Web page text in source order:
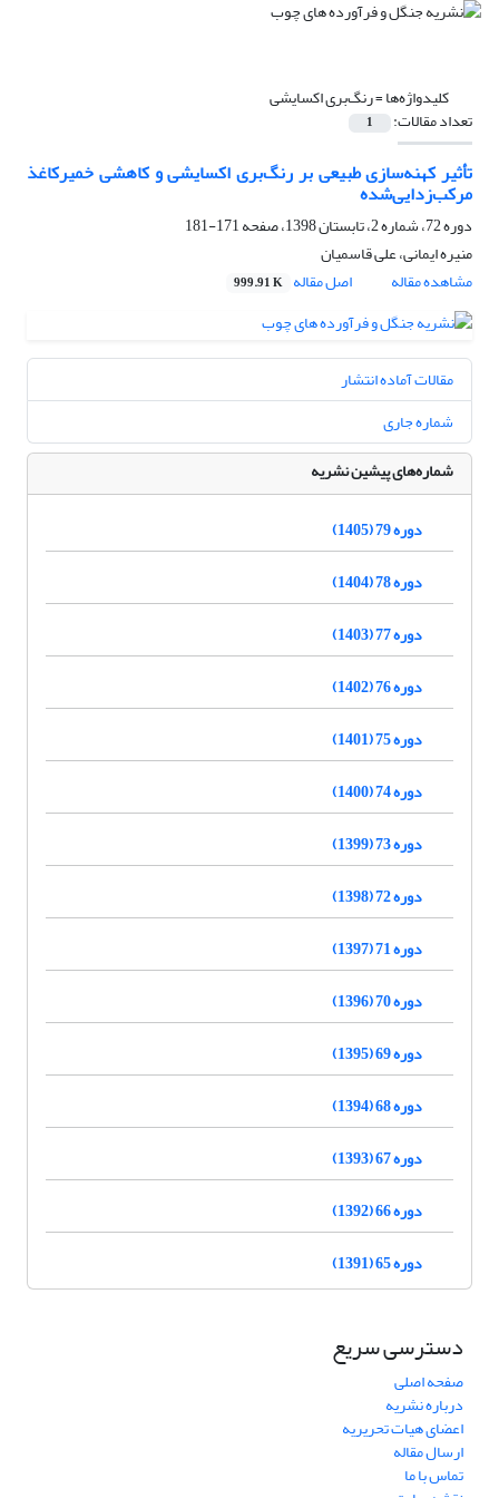
کلیدواژه‌ها =رنگ‌بری اکسایشی
تعداد مقالات: 1
تأثیر کهنه‌سازی طبیعی بر رنگ‌بری اکسایشی و کاهشی خمیرکاغذ
مرکب‌زدایی‌شده
دوره 72، شماره 2، تابستان 1398، صفحه
171-181
منیره ایمانی، علی قاسمیان
مشاهده مقاله
اصل مقاله 999.91 K
مقالات آماده انتشار
شماره جاری
شماره‌های پیشین نشریه
دوره 79 (1405)
دوره 78 (1404)
دوره 77 (1403)
دوره 76 (1402)
دوره 75 (1401)
دوره 74 (1400)
دوره 73 (1399)
دوره 72 (1398)
دوره 71 (1397)
دوره 70 (1396)
دوره 69 (1395)
دوره 68 (1394)
دوره 67 (1393)
دوره 66 (1392)
دوره 65 (1391)
دسترسی سریع
صفحه اصلی
درباره نشریه
اعضای هیات تحریریه
ارسال مقاله
تماس با ما